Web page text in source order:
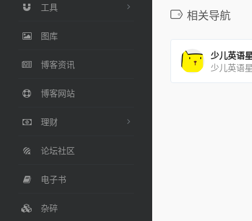
工具
图库
博客资讯
博客网站
理财
论坛社区
电子书
杂碎
相关导航
少儿英语星
少儿英语星